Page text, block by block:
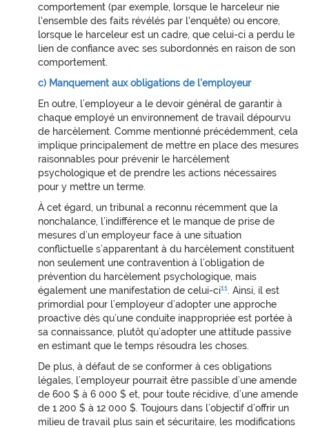
comportement (par exemple, lorsque le harceleur nie
l'ensemble des faits révélés par l'enquête) ou encore,
lorsque le harceleur est un cadre, que celui-ci a perdu le
lien de confiance avec ses subordonnés en raison de son
comportement.
c) Manquement aux obligations de l'employeur
En outre, l’employeur a le devoir général de garantir à
chaque employé un environnement de travail dépourvu
de harcèlement. Comme mentionné précédemment, cela
implique principalement de mettre en place des mesures
raisonnables pour prévenir le harcèlement
psychologique et de prendre les actions nécessaires
pour y mettre un terme.
À cet égard, un tribunal a reconnu récemment que la
nonchalance, l’indifférence et le manque de prise de
mesures d’un employeur face à une situation
conflictuelle s’apparentant à du harcèlement constituent
non seulement une contravention à l’obligation de
prévention du harcèlement psychologique, mais
également une manifestation de celui-ci11. Ainsi, il est
primordial pour l’employeur d’adopter une approche
proactive dès qu’une conduite inappropriée est portée à
sa connaissance, plutôt qu’adopter une attitude passive
en estimant que le temps résoudra les choses.
De plus, à défaut de se conformer à ces obligations
légales, l’employeur pourrait être passible d’une amende
de 600 $ à 6 000 $ et, pour toute récidive, d’une amende
de 1 200 $ à 12 000 $. Toujours dans l’objectif d’offrir un
milieu de travail plus sain et sécuritaire, les modifications